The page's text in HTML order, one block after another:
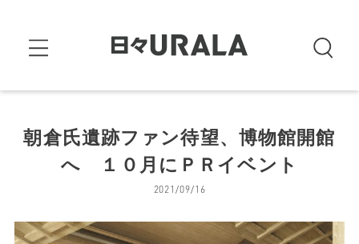
朝倉氏遺跡ファン待望、博物館開館
へ １０月にＰＲイベント
2021/09/16